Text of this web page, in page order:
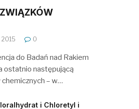
0
do Badań nad Rakiem
ostatnio następującą
– w…
i Chloretyl i